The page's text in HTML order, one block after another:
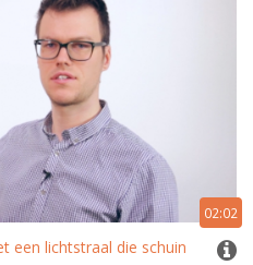
02:02
een lichtstraal die schuin